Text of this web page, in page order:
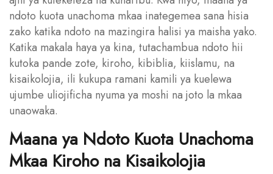
ndoto kuota unachoma mkaa inategemea sana hisia
zako katika ndoto na mazingira halisi ya maisha yako.
Katika makala haya ya kina, tutachambua ndoto hii
kutoka pande zote, kiroho, kibiblia, kiislamu, na
kisaikolojia, ili kukupa ramani kamili ya kuelewa
ujumbe uliojificha nyuma ya moshi na joto la mkaa
unaowaka.
Maana ya Ndoto Kuota Unachoma
Mkaa Kiroho na Kisaikolojia